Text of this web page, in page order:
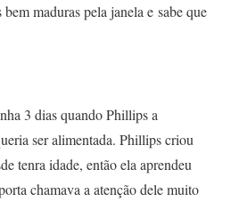
maduras pela janela e sabe que
3 dias quando Phillips a
ser alimentada. Phillips criou
tenra idade, então ela aprendeu
chamava a atenção dele muito